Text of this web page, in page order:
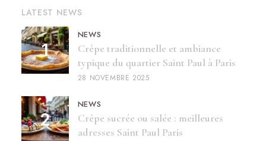
LATEST NEWS
NEWS
Crêpe traditionnelle et ambiance
typique du quartier Saint Paul à Paris
28 NOVEMBRE 2025
NEWS
Crêpe sucrée ou salée : meilleures
adresses Saint Paul Paris